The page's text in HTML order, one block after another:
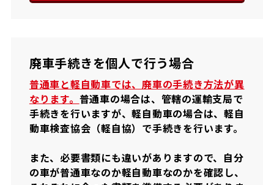
廃車手続きを個人で行う場合
普通車と軽自動車では、廃車の手続き方法が異
なります。 普通車の場合は、管轄の運輸支局で
手続きを行いますが、軽自動車の場合は、軽自
動車検査協会（軽自協）で手続きを行います。
また、必要書類にも違いがありますので、自分
の車が普通車なのか軽自動車なのかを確認し、